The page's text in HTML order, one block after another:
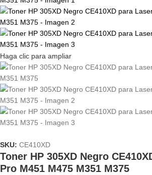
Haga clic para ampliar
SKU: CE410XD
Toner HP 305XD Negro
Pro M451 M475 M351 M375